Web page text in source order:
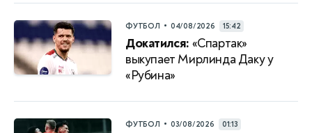
ФУТБОЛ • 04/08/2026 15:42
Докатился: «Спартак»
выкупает Мирлинда Даку у
«Рубина»
ФУТБОЛ • 03/08/2026 01:13